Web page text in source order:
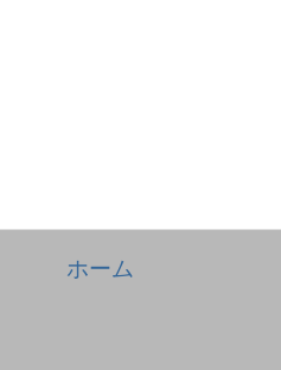
ホーム